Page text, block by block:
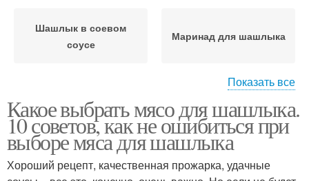
Шашлык в соевом
соусе
Маринад для шашлыка
Окорки для шашлыка
окорока
Показать все
Какое выбрать мясо для шашлыка.
10 советов, как не ошибиться при
выборе мяса для шашлыка
Хороший рецепт, качественная прожарка, удачные